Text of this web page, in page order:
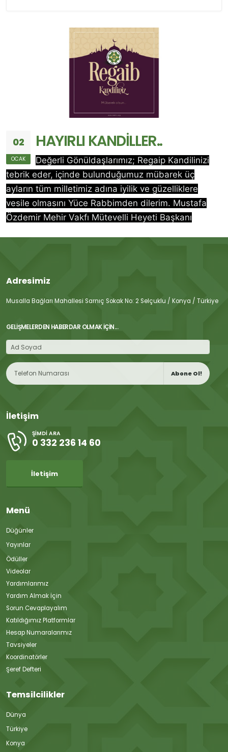
02
OCAK
HAYIRLI KANDİLLER..
Değerli Gönüldaşlarımız; Regaip Kandilinizi
tebrik eder, içinde bulunduğumuz mübarek üç
ayların tüm milletimiz adına iyilik ve güzelliklere
vesile olmasını Yüce Rabbimden dilerim. Mustafa
Özdemir Mehir Vakfı Mütevelli Heyeti Başkanı
Adresimiz
Musalla Bağları Mahallesi Sarnıç Sokak No: 2 Selçuklu / Konya / Türkiye
GELIŞMELERDEN HABERDAR OLMAK İÇIN...
Abone Ol!
İletişim
ŞIMDI ARA
0 332 236 14 60
İletişim
Menü
Düğünler
Yayınlar
Ödüller
Videolar
Yardımlarımız
Yardım Almak İçin
Sorun Cevaplayalım
Katıldığımız Platformlar
Hesap Numaralarımız
Tavsiyeler
Koordinatörler
Şeref Defteri
Temsilcilikler
Dünya
Türkiye
Konya